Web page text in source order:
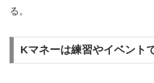
る。
Kマネーは練習やイベント